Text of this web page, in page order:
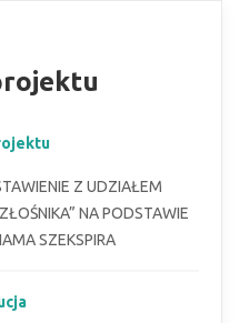
Z UDZIAŁEM
NA PODSTAWIE
SZEKSPIRA